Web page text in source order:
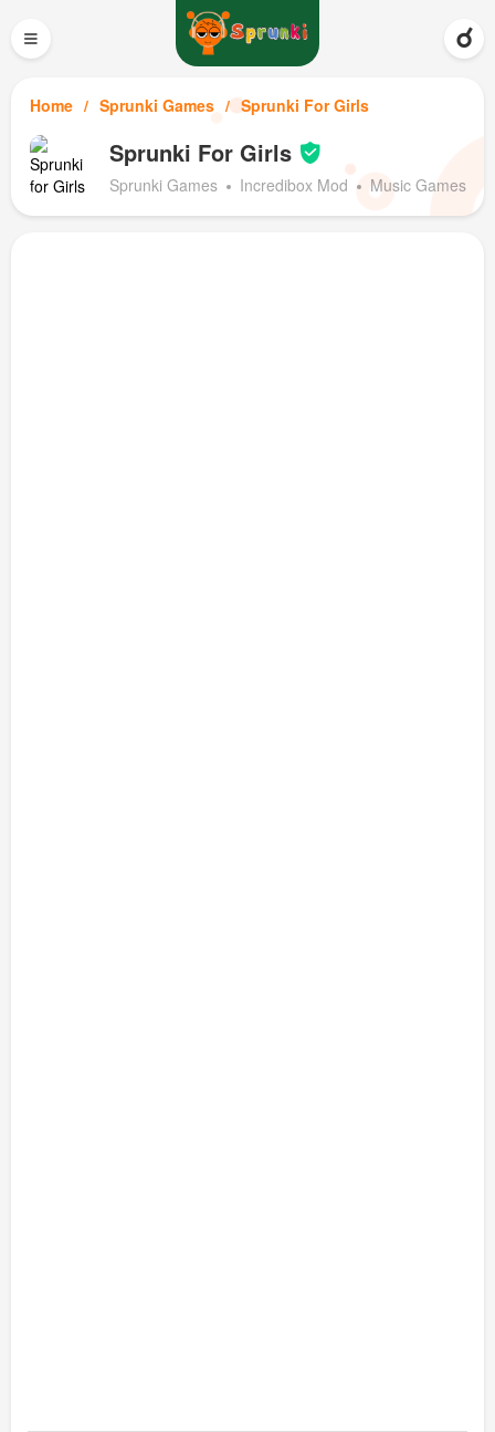
≡
Home Sprunki Games Sprunki For Girls
Sprunki For Girls
Sprunki Games Incredibox Mod Music Games